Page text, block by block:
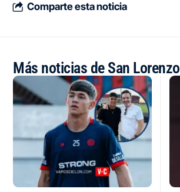
Comparte esta noticia
Más noticias de San Lorenzo